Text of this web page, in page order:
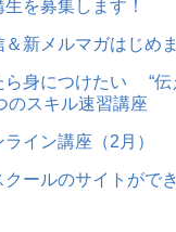
を募集します！
新メルマガはじめ
ら身につけたい “伝
のスキル速習講座
イン講座（2月）
ールのサイトがで